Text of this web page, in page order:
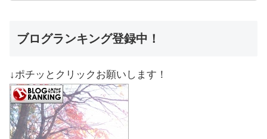
ブログランキング登録中！
↓ポチッとクリックお願いします！